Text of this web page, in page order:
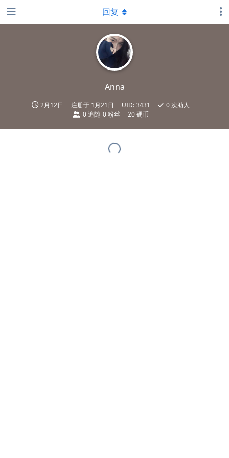
Anna
2月12日 注册于 1月21日 UID:3431 0 次助人
0追随 0粉丝 20 硬币
回复